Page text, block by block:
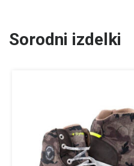
Sorodni izdelki